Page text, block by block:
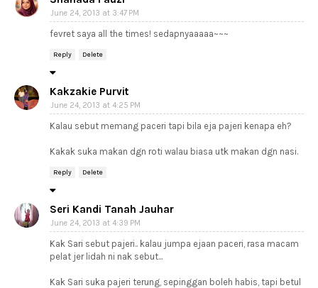
June 24, 2013 at 3:47 PM
fevret saya all the times! sedapnyaaaaa~~~
Reply Delete
Kakzakie Purvit
June 24, 2013 at 4:25 PM
Kalau sebut memang paceri tapi bila eja pajeri kenapa eh?
Kakak suka makan dgn roti walau biasa utk makan dgn nasi.
Reply Delete
Seri Kandi Tanah Jauhar
June 24, 2013 at 4:39 PM
Kak Sari sebut pajeri.. kalau jumpa ejaan paceri, rasa macam
pelat jer lidah ni nak sebut...
Kak Sari suka pajeri terung, sepinggan boleh habis, tapi betul